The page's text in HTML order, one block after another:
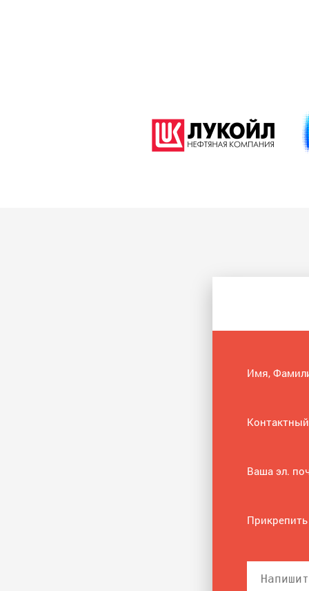
Имя,
Ваша эл.